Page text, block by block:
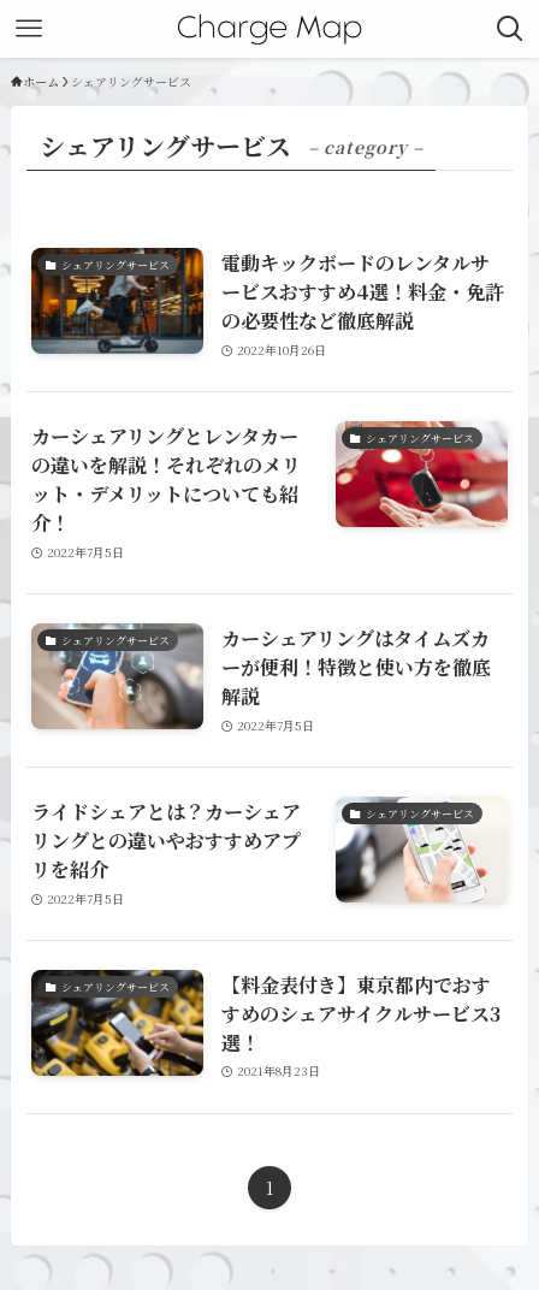
ホーム シェアリングサービス
シェアリングサービス – category –
シェアリングサービス
電動キックボードのレンタルサ
ービスおすすめ4選！料金・免許
の必要性など徹底解説
2022年10月26日
シェアリングサービス
カーシェアリングとレンタカー
の違いを解説！それぞれのメリ
ット・デメリットについても紹
介！
2022年7月5日
シェアリングサービス
カーシェアリングはタイムズカ
ーが便利！特徴と使い方を徹底
解説
2022年7月5日
シェアリングサービス
ライドシェアとは？カーシェア
リングとの違いやおすすめアプ
リを紹介
2022年7月5日
シェアリングサービス
【料金表付き】東京都内でおす
すめのシェアサイクルサービス3
選！
2021年8月23日
1